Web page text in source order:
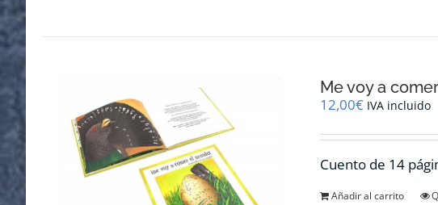
Me voy a
12,00€ IVA incluido
Cuento de 14
Añadir al carrito